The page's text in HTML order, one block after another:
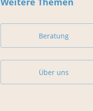
Beratung
Über uns